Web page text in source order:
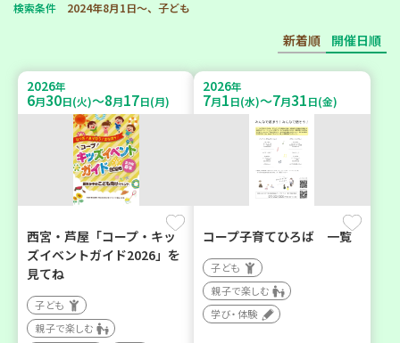
検索条件 2024年8月1日～、子ども
新着順 開催日順
2026年
6月30日(火)～8月17日(月)
西宮・芦屋「コープ・キッ
ズイベントガイド2026」を
見てね
子ども
親子で楽しむ
2026年
7月1日(水)～7月31日(金)
コープ子育てひろば 一覧
子ども
親子で楽しむ
学び・体験